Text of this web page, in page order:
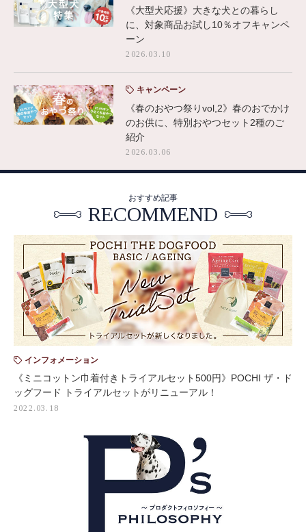
《大型犬応援》大きな犬との暮らし
に、対象商品お試し10％オフキャンペ
ーン
2026.03.10
キャンペーン
《春のおやつ祭りvol,2》春のおでかけ
のお供に、特別おやつセット2種のご
紹介
2026.03.06
おすすめ記事
RECOMMEND
インフォメーション
《ミニコットン巾着付きトライアルセット500円》POCHI ザ・ド
ッグフード トライアルセットがリニューアル！
2022.03.18